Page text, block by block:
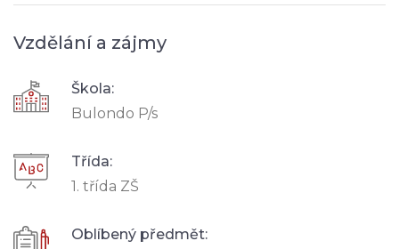
Vzdělání a zájmy
Škola:
Bulondo P/s
Třída:
1. třída ZŠ
Oblíbený předmět: